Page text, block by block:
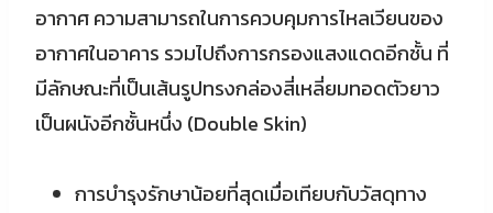
อากาศ ความสามารถในการควบคุมการไหลเวียนของ
อากาศในอาคาร รวมไปถึงการกรองแสงแดดอีกชั้น ที่
มีลักษณะที่เป็นเส้นรูปทรงกล่องสี่เหลี่ยมทอดตัวยาว
เป็นผนังอีกชั้นหนึ่ง (Double Skin)
การบำรุงรักษาน้อยที่สุดเมื่อเทียบกับวัสดุทาง